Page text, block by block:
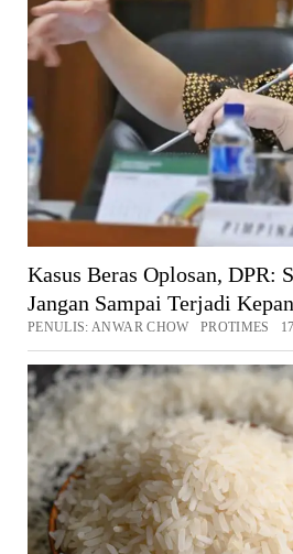
Kasus Beras Oplosan, DPR:
Jangan Sampai Terjadi
PENULIS: ANWAR CHOW PROTIMES